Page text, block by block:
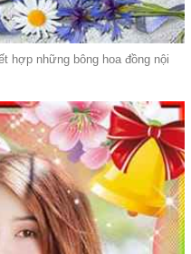
hợp những bông hoa đồng nội